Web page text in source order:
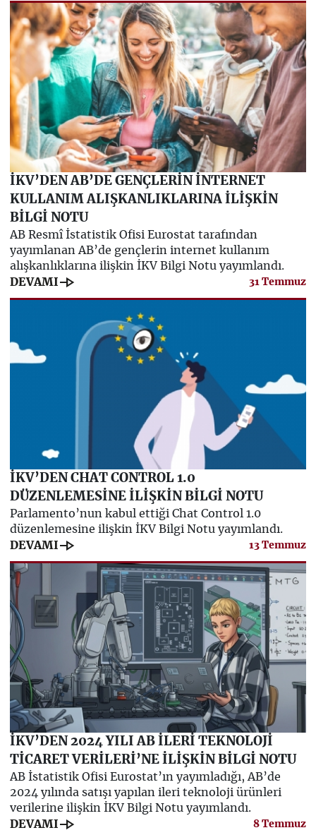
İKV’DEN AB’DE GENÇLERİN İNTERNET
KULLANIM ALIŞKANLIKLARINA İLİŞKİN
BİLGİ NOTU
AB Resmî İstatistik Ofisi Eurostat tarafından
yayımlanan AB’de gençlerin internet kullanım
alışkanlıklarına ilişkin İKV Bilgi Notu yayımlandı.
DEVAMI line_end_arrow 31 Temmuz
İKV’DEN CHAT CONTROL 1.0
DÜZENLEMESİNE İLİŞKİN BİLGİ NOTU
Parlamento’nun kabul ettiği Chat Control 1.0
düzenlemesine ilişkin İKV Bilgi Notu yayımlandı.
DEVAMI line_end_arrow 13 Temmuz
İKV’DEN 2024 YILI AB İLERİ TEKNOLOJİ
TİCARET VERİLERİ’NE İLİŞKİN BİLGİ NOTU
AB İstatistik Ofisi Eurostat’ın yayımladığı, AB’de
2024 yılında satışı yapılan ileri teknoloji ürünleri
verilerine ilişkin İKV Bilgi Notu yayımlandı.
DEVAMI line_end_arrow 8 Temmuz